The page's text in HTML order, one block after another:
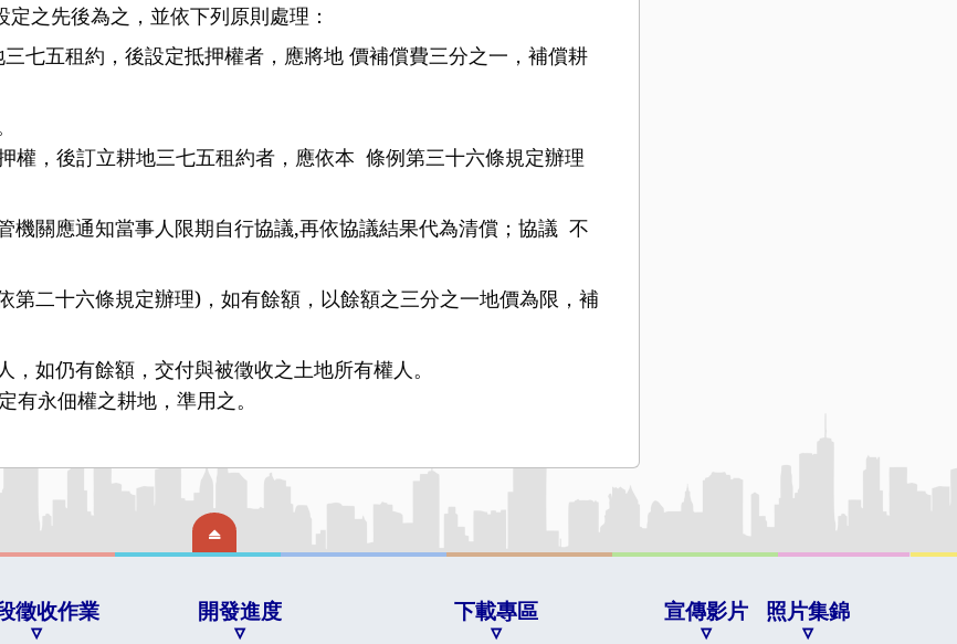
先後為之，並依下列原則處理：
七五租約，後設定抵押權者，應將地 價補償費三分之一，補償耕
權，後訂立耕地三七五租約者，應依本 條例第三十六條規定辦理
應通知當事人限期自行協議,再依協議結果代為清償；協議 不
十六條規定辦理) ，如有餘額，以餘額之三分之一地價為限，補
有餘額，交付與被徵收之土地所有權人。
有永佃權之耕地，準用之。
徵收作業 開發進度 下載專區 宣傳影片 照片集錦